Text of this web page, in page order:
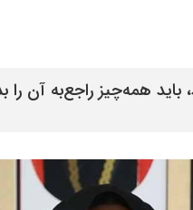
همه‌چیز راجع‌به آن را